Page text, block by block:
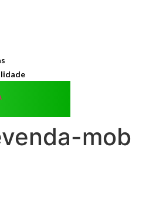
mob